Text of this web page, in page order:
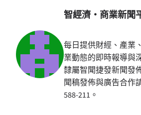
智經濟・商業新聞
每日提供財經、產業
業動態的即時報導與
隸屬智聞捷發新聞發
聞稿發佈與廣告合作
588-211。